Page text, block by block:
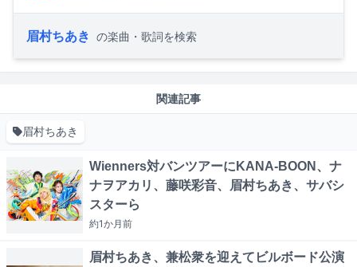
眉村ちあき の楽曲・歌詞を検索
関連記事
眉村ちあき
Wienners対バンツアーにKANA-BOON、ナ
ナヲアカリ、藤咲彩音、眉村ちあき、サバシ
スターら
約1か月前
眉村ちあき、兼松衆を迎えてビルボード公演